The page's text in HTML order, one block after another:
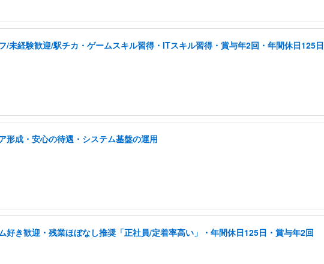
/未経験歓迎/駅チカ・ゲームスキル習得・ITスキル習得・賞与年2回・年間休日125日
形成・安心の待遇・システム基盤の運用
好き歓迎・残業ほぼなし推奨「正社員/定着率高い」・年間休日125日・賞与年2回